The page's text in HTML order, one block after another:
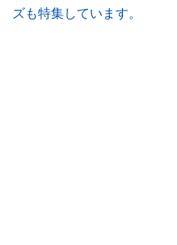
ズも特集しています。